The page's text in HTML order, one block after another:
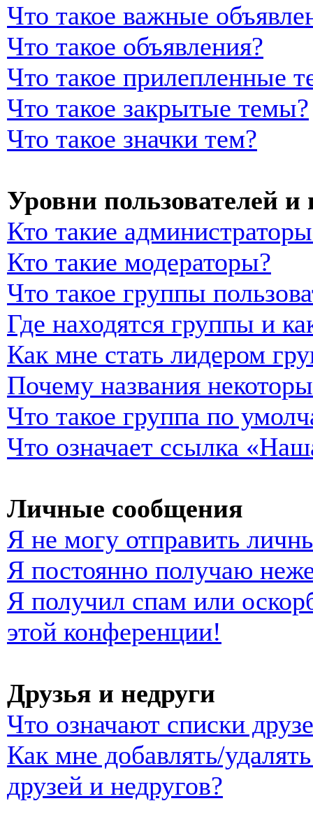
Что такое важные
Что такое объявления?
Что такое прилепленные
Что такое закрытые темы?
Что такое значки тем?
Уровни пользователей
Кто такие
Кто такие модераторы?
Что такое группы
Где находятся группы и
Как мне стать лидером
Почему названия
Что такое группа по
Что означает ссылка
Личные сообщения
Я не могу отправить
Я постоянно получаю
Я получил спам или
этой конференции!
Друзья и недруги
Что означают списки
Как мне добавлять/
друзей и недругов?